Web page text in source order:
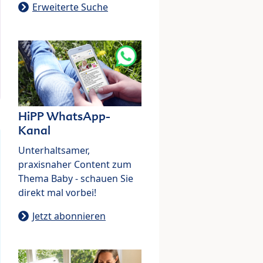
Erweiterte Suche
HiPP WhatsApp-
Kanal
Unterhaltsamer,
praxisnaher Content zum
Thema Baby - schauen Sie
direkt mal vorbei!
Jetzt abonnieren